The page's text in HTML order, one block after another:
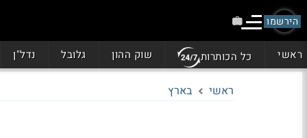
הירשמו
ראשי כל הכותרות שוק ההון גלובל נדל"ן
ראשי בארץ